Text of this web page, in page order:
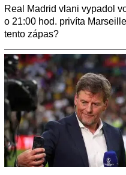
Real Madrid vlani vypadol
o 21:00 hod. privíta
tento zápas?